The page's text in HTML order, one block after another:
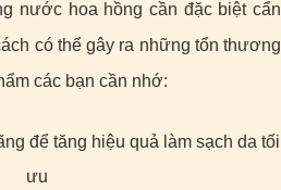
nước hoa hồng cần đặc biệt cẩn
có thể gây ra những tổn thương
các bạn cần nhớ: